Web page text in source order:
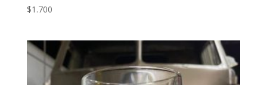
$1.700